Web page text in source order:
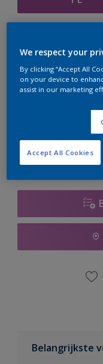
te bestellen. Houd
er hard aan om de
Belangrijkste
We respect your
By clicking “Accept All
on your device to
assist in our marketing
Accept All Cookies